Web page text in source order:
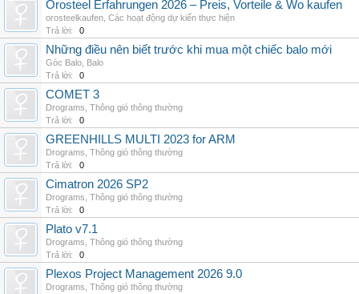
Orosteel Erfahrungen 2026 – Preis, Vorteile & Wo kaufen
orosteelkaufen Các hoạt động dự kiến thực hiện
Trả lời:
0
Những điều nên biết trước khi mua một chiếc balo mới
Góc Balo Balo
Trả lời:
0
COMET 3
Drograms Thông gió thông thường
Trả lời:
0
GREENHILLS MULTI 2023 for ARM
Drograms Thông gió thông thường
Trả lời:
0
Cimatron 2026 SP2
Drograms Thông gió thông thường
Trả lời:
0
Plato v7.1
Drograms Thông gió thông thường
Trả lời:
0
Plexos Project Management 2026 9.0
Drograms Thông gió thông thường